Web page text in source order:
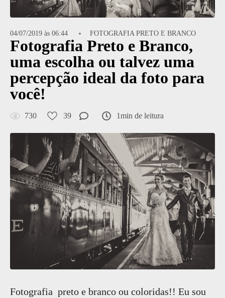
04/07/2019 às 06:44 FOTOGRAFIA PRETO E BRANCO
Fotografia Preto e Branco,
uma escolha ou talvez uma
percepção ideal da foto para
você!
730 39 1min de leitura
Fotografia preto e branco ou coloridas!! Eu sou